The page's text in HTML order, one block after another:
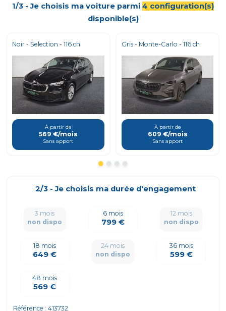
1/3 - Je choisis ma voiture parmi 4 configuration(s)
disponible(s)
Noir - Selection - 116 ch
À partir de
569 €/mois
Sans apport
Gris - Monte-Carlo - 116 ch
À partir de
609 €/mois
Sans apport
2/3 - Je choisis ma durée d'engagement
3 mois
non dispo
6 mois
799 €
12 mois
non dispo
18 mois
649 €
24 mois
non dispo
36 mois
599 €
48 mois
569 €
Référence :413732